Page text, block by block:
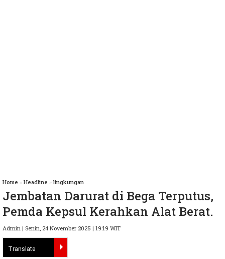
Home » Headline » lingkungan
Jembatan Darurat di Bega Terputus,
Pemda Kepsul Kerahkan Alat Berat.
Admin | Senin, 24 November 2025 | 19:19 WIT